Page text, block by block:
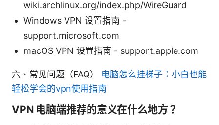
wiki.archlinux.org/index.php/WireGuard
Windows VPN 设置指南 -
support.microsoft.com
macOS VPN 设置指南 - support.apple.com
六、常见问题（FAQ） 电脑怎么挂梯子：小白也能
轻松学会的vpn使用指南
VPN 电脑端推荐的意义在什么地方？